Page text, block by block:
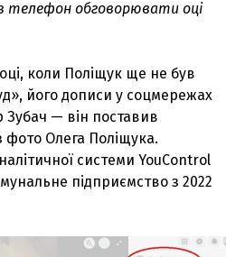
телефон обговорювати оці
коли Поліщук ще не був
його дописи у соцмережах
— він поставив
фото Олега Поліщука.
системи YouControl
підприємство з 2022